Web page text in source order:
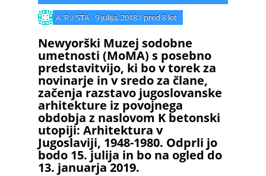
A. P. / STA 9 julija, 2018/ pred 8 let
Newyorški Muzej sodobne
umetnosti (MoMA) s posebno
predstavitvijo, ki bo v torek za
novinarje in v sredo za člane,
začenja razstavo jugoslovanske
arhitekture iz povojnega
obdobja z naslovom K betonski
utopiji: Arhitektura v
Jugoslaviji, 1948-1980. Odprli jo
bodo 15. julija in bo na ogled do
13. januarja 2019.